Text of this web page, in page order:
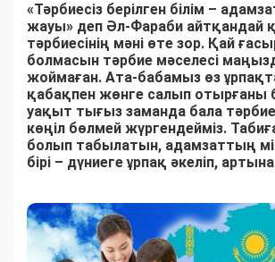
«Тәрбиесіз берілген білім –
жауы» деп Әл-Фараби айтқандай
тәрбиесінің мәні өте зор. Қай
болмасын тәрбие мәселесі
жоймаған. Ата-бабамыз өз
қабақпен жөнге салып отырғаны
уақыт тығыз заманда бала
көңіл бөлмей жүргендейміз.
болып табылатын, адамзаттың
бірі – дүниеге ұрпақ әкеліп,